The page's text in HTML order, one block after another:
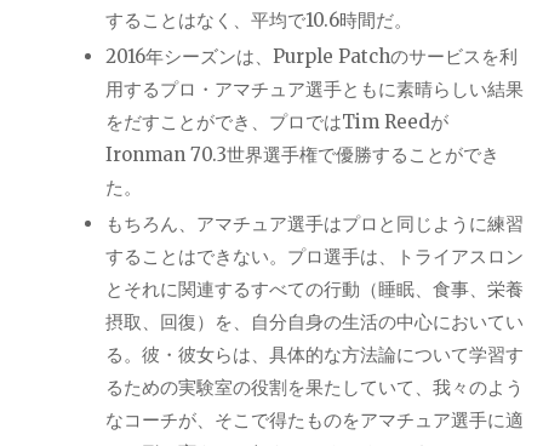
することはなく、平均で10.6時間だ。
2016年シーズンは、 Purple Patchのサービスを利
用するプロ・アマチュア選手ともに素晴らしい結果
をだすことができ、プロではTim Reedが
Ironman 70.3世界選手権で優勝することができ
た。
もちろん、アマチュア選手はプロと同じように練習
することはできない。プロ選手は、トライアスロン
とそれに関連するすべての行動（睡眠、食事、栄養
摂取、回復）を、自分自身の生活の中心においてい
る。彼・彼女らは、具体的な方法論について学習す
るための実験室の役割を果たしていて、我々のよう
なコーチが、そこで得たものをアマチュア選手に適